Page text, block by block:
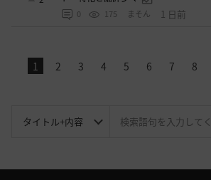
0 175 まそん 1 日前
1 2 3 4 5 6 7 8